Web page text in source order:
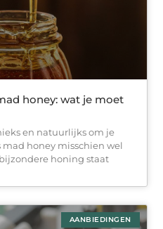
honey: wat je moet
en natuurlijks om je
mad honey misschien wel
honing staat
AANBIEDINGEN